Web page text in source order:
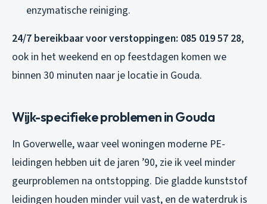
enzymatische reiniging.
24/7 bereikbaar voor verstoppingen: 085 019 57 28,
ook in het weekend en op feestdagen komen we
binnen 30 minuten naar je locatie in Gouda.
Wijk-specifieke problemen in Gouda
In Goverwelle, waar veel woningen moderne PE-
leidingen hebben uit de jaren ’90, zie ik veel minder
geurproblemen na ontstopping. Die gladde kunststof
leidingen houden minder vuil vast, en de waterdruk is